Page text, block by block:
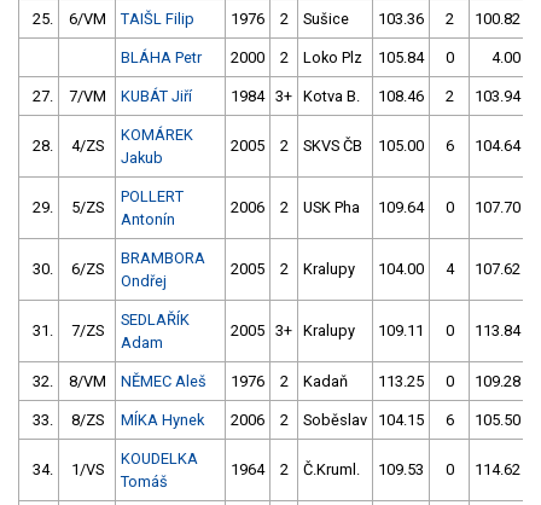
25. 6/VM TAIŠL Filip 1976 2 Sušice 103.36 2 100.82
BLÁHA Petr 2000 2 Loko Plz 105.84 0 4.00
27. 7/VM KUBÁT Jiří 1984 3+ Kotva B. 108.46 2 103.94
28. 4/ZS
KOMÁREK
Jakub
2005 2 SKVS ČB 105.00 6 104.64
29. 5/ZS
POLLERT
Antonín
2006 2 USK Pha 109.64 0 107.70
30. 6/ZS
BRAMBORA
Ondřej
2005 2 Kralupy 104.00 4 107.62
31. 7/ZS
SEDLAŘÍK
Adam
2005 3+ Kralupy 109.11 0 113.84
32. 8/VM NĚMEC Aleš 1976 2 Kadaň 113.25 0 109.28
33. 8/ZS MÍKA Hynek 2006 2 Soběslav 104.15 6 105.50
34. 1/VS
KOUDELKA
Tomáš
1964 2 Č.Kruml. 109.53 0 114.62